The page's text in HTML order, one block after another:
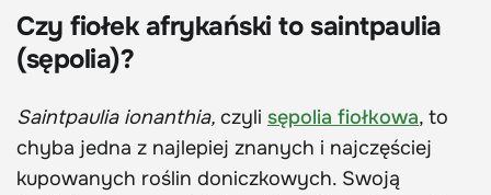
Czy fiołek afrykański to saintpaulia
(sępolia)?
Saintpaulia ionanthia, czyli sępolia fiołkowa, to
chyba jedna z najlepiej znanych i najczęściej
kupowanych roślin doniczkowych. Swoją